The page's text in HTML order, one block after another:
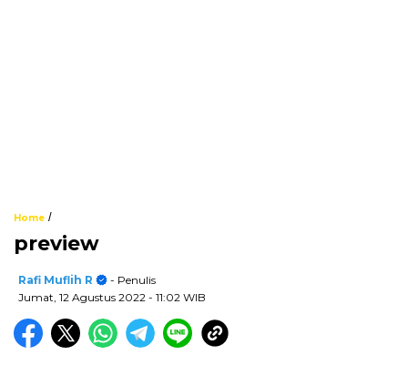
Home /
preview
Rafi Muflih R
- Penulis
Jumat, 12 Agustus 2022 - 11:02 WIB